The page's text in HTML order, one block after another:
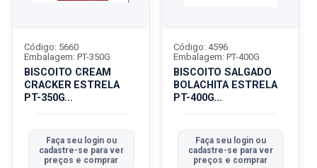
BISCOITO CREAM
CRACKER ESTRELA
PT-350G
Código: 5660
Embalagem: PT-350G
Faça seu login ou
cadastre-se para ver
preços e comprar
BISCOITO SALGADO
BOLACHITA ESTRELA
PT-400G
Código: 4596
Embalagem: PT-400G
Faça seu login ou
cadastre-se para ver
preços e comprar